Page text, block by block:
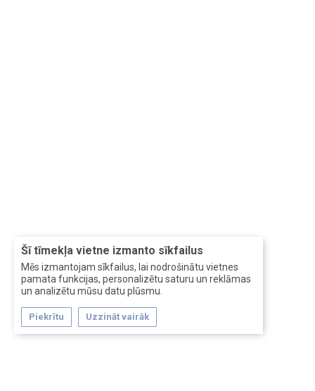
Šī tīmekļa vietne izmanto sīkfailus
Mēs izmantojam sīkfailus, lai nodrošinātu vietnes
pamata funkcijas, personalizētu saturu un reklāmas
un analizētu mūsu datu plūsmu.
Piekrītu Uzzināt vairāk